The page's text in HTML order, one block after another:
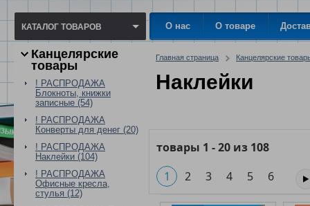
КАТАЛОГ ТОВАРОВ О нас О товаре
Канцелярские
товары
! РАСПРОДАЖА
Блокноты, книжки
записные (54)
! РАСПРОДАЖА
Конверты для денег (20)
! РАСПРОДАЖА
Наклейки (104)
! РАСПРОДАЖА
Офисные кресла,
стулья (12)
Главная страница Канцелярские
Наклейки
товары 1 -20 из 108
1
2 3 4 5 6